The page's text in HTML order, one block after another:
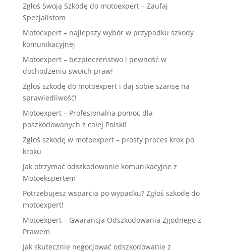
Zgłoś Swoją Szkodę do motoexpert – Zaufaj
Specjalistom
Motoexpert – najlepszy wybór w przypadku szkody
komunikacyjnej
Motoexpert – bezpieczeństwo i pewność w
dochodzeniu swoich praw!
Zgłoś szkodę do motoexpert i daj sobie szansę na
sprawiedliwość!
Motoexpert – Profesjonalna pomoc dla
poszkodowanych z całej Polski!
Zgłoś szkodę w motoexpert – prosty proces krok po
kroku
Jak otrzymać odszkodowanie komunikacyjne z
Motoekspertem
Potrzebujesz wsparcia po wypadku? Zgłoś szkodę do
motoexpert!
Motoexpert – Gwarancja Odszkodowania Zgodnego z
Prawem
Jak skutecznie negocjować odszkodowanie z